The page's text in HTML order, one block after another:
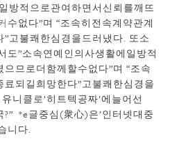
방적으로관여하면서신뢰를깨뜨
수없다”며 “조속히전속계약관계
고불쾌한심경을드러냈다. 또소
도”소속연예인의사생활에일방적
므로더함께할수없다”며 “조속
되길희망한다”고불쾌한심경을
니클로’히트텍공짜’에늘어선
?” *e글중심(衆心)은’인터넷대중
니다.